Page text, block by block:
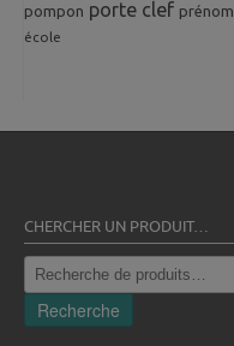
pompon porte clef prénom
école
CHERCHER UN PRODUIT…
Recherche
pour :
Recherche